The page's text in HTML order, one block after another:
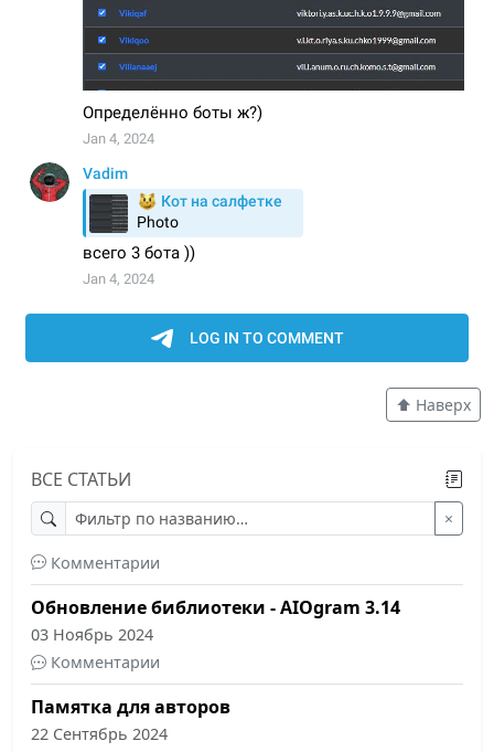
⬆️ Наверх
ВСЕ СТАТЬИ
×
04 Июль 2025
Комментарии
Telegram Bot API 9.0: Крупнейшее обновление
2025 года
11 Апрель 2025
Комментарии
Изменения на сайте и статьи по FastAPI
18 Январь 2025
Комментарии
Обновление Poetry: 2.0.0
Комментарии
Что нового в Telegram Bot API 8.0?
17 Ноябрь 2024
Комментарии
Обновление библиотеки - AIOgram 3.14
03 Ноябрь 2024
Комментарии
Памятка для авторов
22 Сентябрь 2024